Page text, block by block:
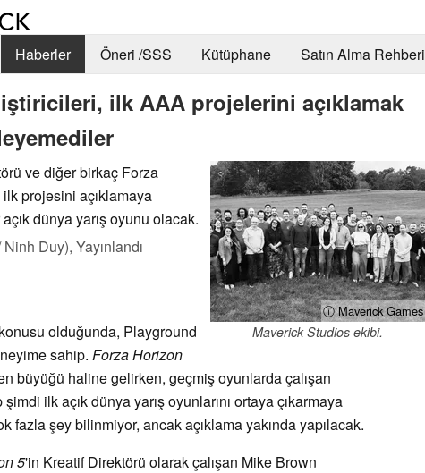
Haberler Öneri /SSS Kütüphane Satın Alma Rehberi
ilk AAA projelerini açıklamak
ⓘ Maverick Games
Maverick Studios ekibi.
ve diğer birkaç Forza
projesini açıklamaya
dünya yarış oyunu olacak.
Ninh Duy), Yayınlandı
olduğunda, Playground
sahip. Forza Horizon
büyüğü haline gelirken, geçmiş oyunlarda çalışan
ilk açık dünya yarış oyunlarını ortaya çıkarmaya
fazla şey bilinmiyor, ancak açıklama yakında yapılacak.
5'in Kreatif Direktörü olarak çalışan Mike Brown